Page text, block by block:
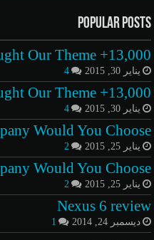
Popular Posts
13,000+ People Have Bought Our Theme
يناير 30, 2015 4
13,000+ People Have Bought Our Theme
يناير 30, 2015 4
Would You Choose?
يناير 25, 2015 2
Would You Choose?
يناير 25, 2015 2
Nexus 6 review
ديسمبر 24, 2014 1